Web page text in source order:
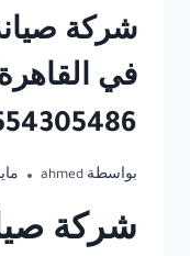
في القاهرة
بواسطة ahmed مايو 14,